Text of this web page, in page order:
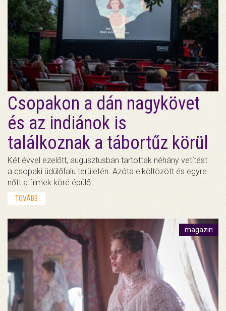
Csopakon a dán nagykövet
és az indiánok is
találkoznak a tábortűz körül
Két évvel ezelőtt, augusztusban tartottak néhány vetítést
a csopaki üdülőfalu területén. Azóta elköltözött és egyre
nőtt a filmek köré épülő…
TOVÁBB
magazin